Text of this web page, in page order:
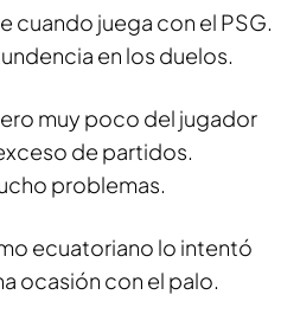
cuando juega con el PSG.
en los duelos.
muy poco del jugador
de partidos.
problemas.
ecuatoriano lo intentó
ocasión con el palo.